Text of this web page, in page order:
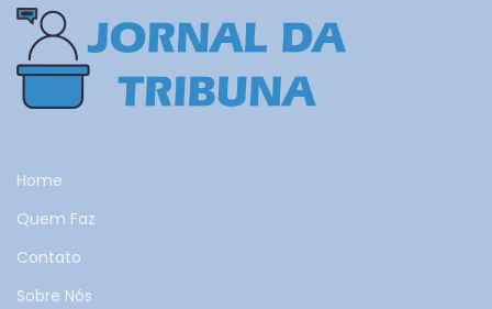
Home
Quem Faz
Contato
Sobre Nós